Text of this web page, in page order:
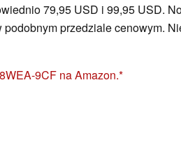
79,95 USD i 99,95 USD.
przedziale cenowym.
9CF na Amazon.